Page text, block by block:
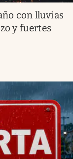
con lluvias
y fuertes